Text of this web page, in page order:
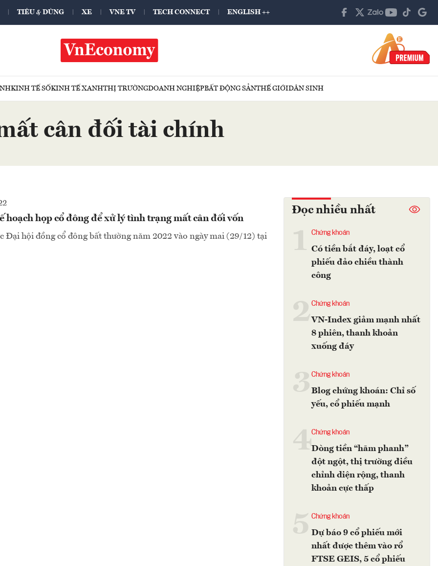
TIÊU & DÙNG XE VNE TV TECH CONNECT ENGLISH ++
KINH TẾ SỐKINH TẾ XANHTHỊ TRƯỜNGDOANH NGHIỆPBẤT ĐỘNG SẢNTHẾ GIỚIDÂN SINH
cân đối tài chính
hoạch họp cổ đông để xử lý tình trạng mất cân đối vốn
Đại hội đồng cổ đông bất thường năm 2022 vào ngày mai (29/12) tại
Đọc nhiều nhất
Chứng khoán
Có tiền bắt đáy, loạt cổ
phiếu đảo chiều thành
công
2Chứng khoán
VN-Index giảm mạnh nhất
8 phiên, thanh khoản
xuống đáy
Chứng khoán
Blog chứng khoán: Chỉ số
yếu, cổ phiếu mạnh
4Chứng khoán
Dòng tiền “hãm phanh”
đột ngột, thị trường điều
chỉnh diện rộng, thanh
khoản cực thấp
Chứng khoán
Dự báo 9 cổ phiếu mới
nhất được thêm vào rổ
FTSE GEIS, 5 cổ phiếu